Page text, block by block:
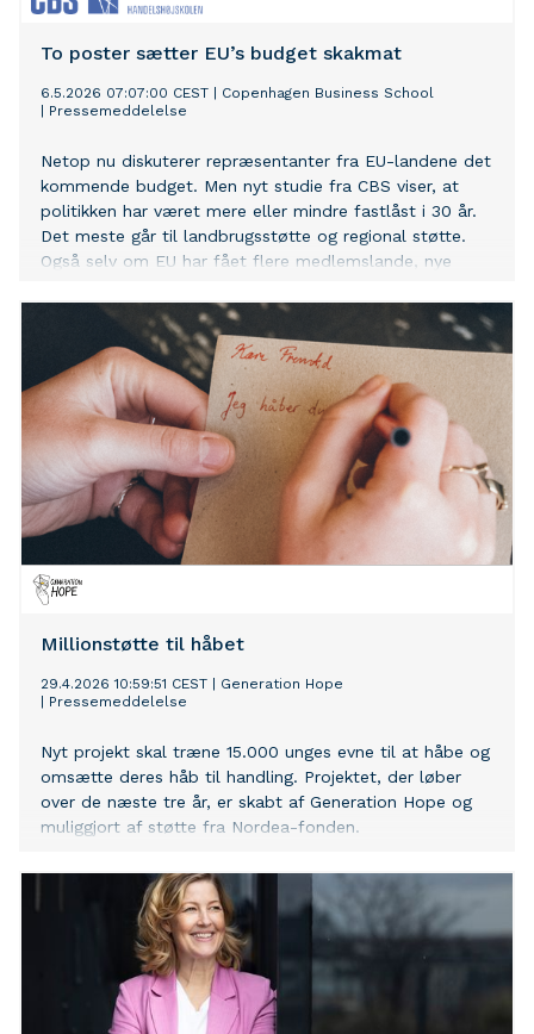
To poster sætter EU’s budget skakmat
6.5.2026 07:07:00 CEST
Copenhagen Business School
Pressemeddelelse
Netop nu diskuterer repræsentanter fra EU-landene det
kommende budget. Men nyt studie fra CBS viser, at
politikken har været mere eller mindre fastlåst i 30 år.
Det meste går til landbrugsstøtte og regional støtte.
Også selv om EU har fået flere medlemslande, nye
for kapital til innovation.
Millionstøtte til håbet
29.4.2026 10:59:51 CEST
Generation Hope
Pressemeddelelse
Nyt projekt skal træne 15.000 unges evne til at håbe og
omsætte deres håb til handling. Projektet, der løber
over de næste tre år, er skabt af Generation Hope og
muliggjort af støtte fra Nordea-fonden.